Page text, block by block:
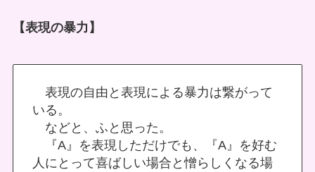
【表現の暴力】
表現の自由と表現による暴力は繋がって
いる。
などと、ふと思った。
『A』を表現しただけでも、『A』を好む
人にとって喜ばしい場合と憎らしくなる場